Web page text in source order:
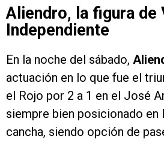
Aliendro, la figura de
Independiente
En la noche del sábado,
actuación en lo que fue el
el Rojo por 2 a 1 en el José
siempre bien posicionado en
cancha, siendo opción de